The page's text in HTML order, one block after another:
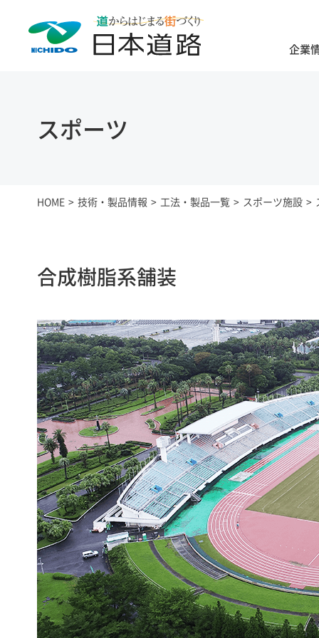
企業
スポーツ
HOME 技術・製品情報 工法・製品一覧 スポーツ施設
合成樹脂系舗装